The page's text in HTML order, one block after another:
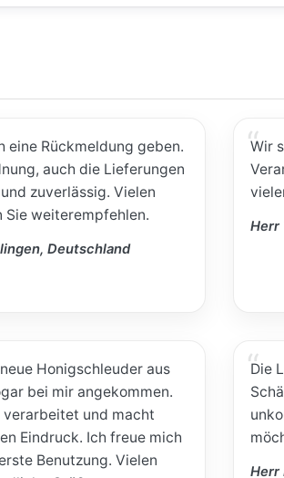
eine Rückmeldung geben.
auch die Lieferungen
zuverlässig. Vielen
Sie weiterempfehlen.
Deutschland
Wir
Herr
Honigschleuder aus
bei mir angekommen.
und macht
Eindruck. Ich freue mich
Benutzung. Vielen
Die
Herr